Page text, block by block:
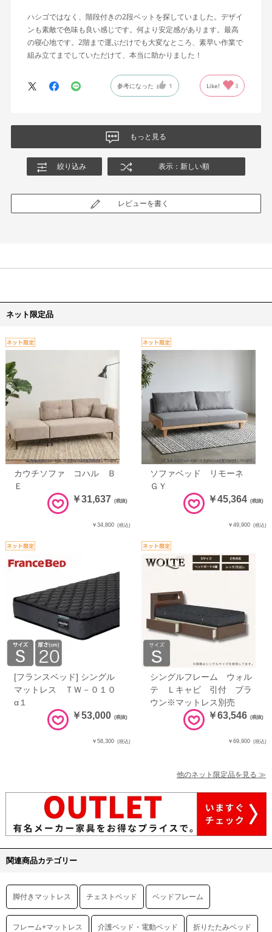
ハシゴではなく、階段付きの2段ベットを探していました。デザイ
ンも素敵で色味も良い感じです。何より安定感があります。最高
の寝心地です。2階まで運ぶだけでも大変なところ、素早い作業で
組み立てまでしていただけて、本当に助かりました！
参考になった 1 Like! 3
もっと見る
絞り込み 表示：新しい順
レビューを書く
ネット限定品
カウチソファ コハル Ｂ
Ｅ
￥31,637 (税抜)
￥34,800 (税込)
ソファベッド リモーネ
ＧＹ
￥45,364 (税抜)
￥49,900 (税込)
[フランスベッド] シングル
マットレス ＴＷ－０１０
α１
￥53,000 (税抜)
￥58,300 (税込)
シングルフレーム ウォル
テ Ｌキャビ 引付 ブラ
ウン※マットレス別売
￥63,546 (税抜)
￥69,900 (税込)
他のネット限定品を見る ≫
関連商品カテゴリー
脚付きマットレス チェストベッド ベッドフレーム
フレーム+マットレス 介護ベッド・電動ベッド 折りたたみベッド